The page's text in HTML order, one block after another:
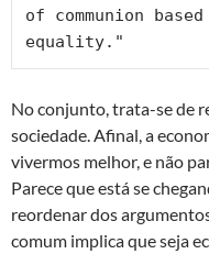
of communion
equality."
No conjunto, trata-se de
sociedade. Afinal, a
vivermos melhor, e não
Parece que está se
reordenar dos
comum implica que seja